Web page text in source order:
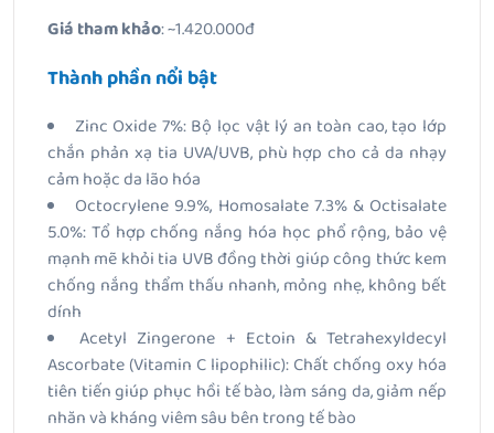
Giá tham khảo: ~1.420.000đ
Thành phần nổi bật
Zinc Oxide 7%: Bộ lọc vật lý an toàn cao, tạo lớp
chắn phản xạ tia UVA/UVB, phù hợp cho cả da nhạy
cảm hoặc da lão hóa
Octocrylene 9.9%, Homosalate 7.3% & Octisalate
5.0%: Tổ hợp chống nắng hóa học phổ rộng, bảo vệ
mạnh mẽ khỏi tia UVB đồng thời giúp công thức kem
chống nắng thẩm thấu nhanh, mỏng nhẹ, không bết
dính
Acetyl Zingerone + Ectoin & Tetrahexyldecyl
Ascorbate (Vitamin C lipophilic): Chất chống oxy hóa
tiên tiến giúp phục hồi tế bào, làm sáng da, giảm nếp
nhăn và kháng viêm sâu bên trong tế bào